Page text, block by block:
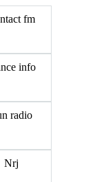
fm
info
radio
Nrj